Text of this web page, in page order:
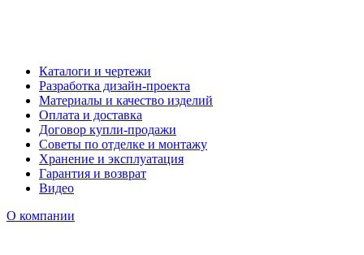
Каталоги и чертежи
Разработка дизайн-проекта
Материалы и качество изделий
Оплата и доставка
Договор купли-продажи
Советы по отделке и монтажу
Хранение и эксплуатация
Гарантия и возврат
Видео
О компании